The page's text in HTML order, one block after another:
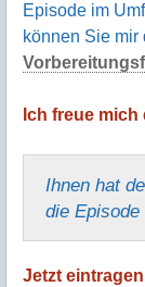
Episode im
können Sie mir
Ich freue mich
Ihnen hat
die Episode
Jetzt